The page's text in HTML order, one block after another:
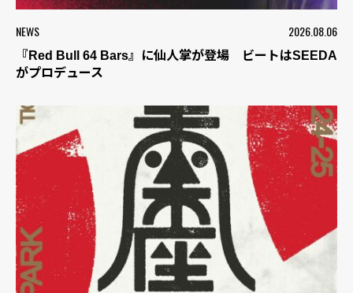
NEWS 2026.08.06
『Red Bull 64 Bars』に仙人掌が登場 ビートはSEEDA
がプロデュース